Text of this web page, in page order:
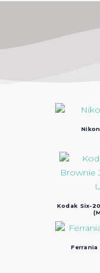
Kodak Six-
Ferrania